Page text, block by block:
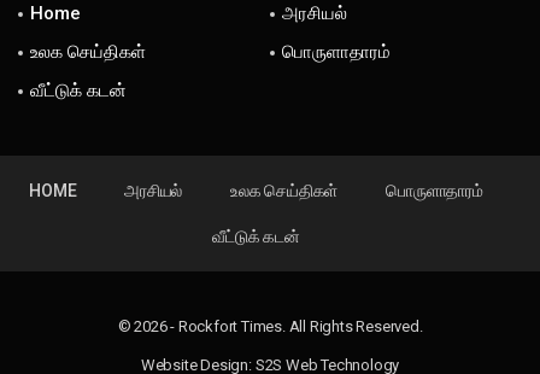
Home
அரசியல்
உலக செய்திகள்
பொருளாதாரம்
வீட்டுக் கடன்
HOME அரசியல் உலக செய்திகள் பொருளாதாரம்
வீட்டுக் கடன்
© 2026 - Rockfort Times. All Rights Reserved.
Website Design: S2S Web Technology